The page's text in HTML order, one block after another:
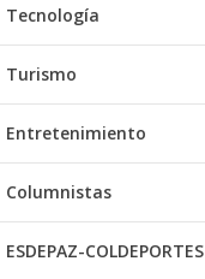
Tecnología
Turismo
Entretenimiento
Columnistas
ESDEPAZ-COLDEPORTES